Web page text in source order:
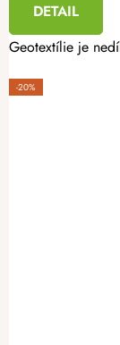
DETAIL
Geotextílie je
-20%